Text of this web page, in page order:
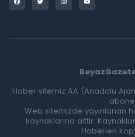
Haber sitemiz AA (Anadolu
Web sitemizde yayınlanan
kaynaklarına aittir.
Haberleri